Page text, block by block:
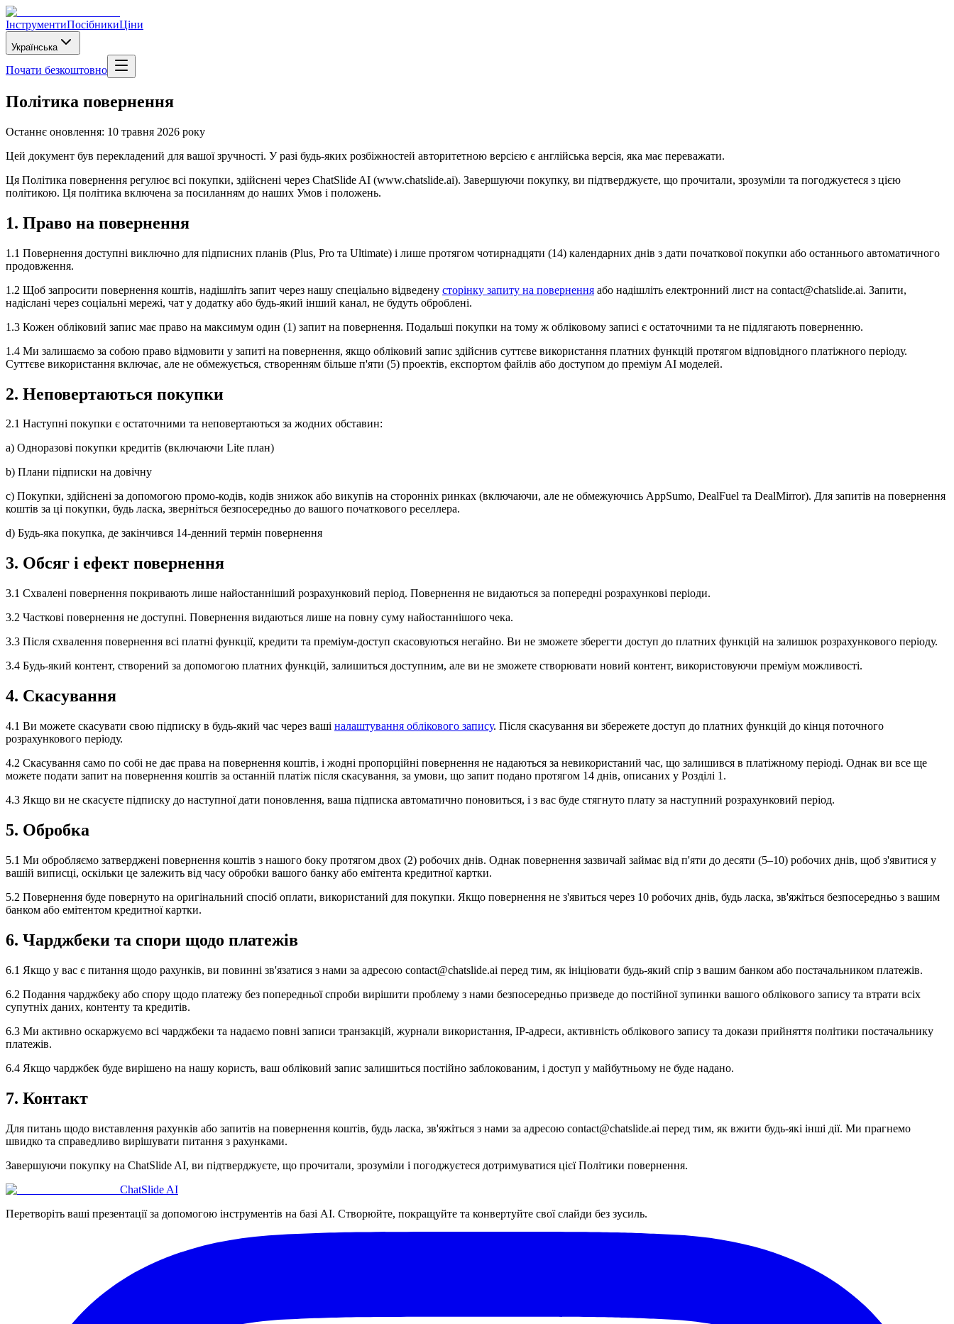
ІнструментиПосібникиЦіни
Українська
Почати безкоштовно
Політика повернення
Останнє оновлення: 10 травня 2026 року
Цей документ був перекладений для вашої зручності. У разі будь-яких розбіжностей авторитетною версією є англійська версія, яка має переважати.
Ця Політика повернення регулює всі покупки, здійснені через ChatSlide AI (www.chatslide.ai). Завершуючи покупку, ви підтверджуєте, що прочитали, зрозуміли та погоджуєтеся з цією
політикою. Ця політика включена за посиланням до наших Умов і положень.
1. Право на повернення
1.1 Повернення доступні виключно для підписних планів (Plus, Pro та Ultimate) і лише протягом чотирнадцяти (14) календарних днів з дати початкової покупки або останнього автоматичного
продовження.
1.2 Щоб запросити повернення коштів, надішліть запит через нашу спеціально відведену сторінку запиту на повернення або надішліть електронний лист на contact@chatslide.ai. Запити,
надіслані через соціальні мережі, чат у додатку або будь-який інший канал, не будуть оброблені.
1.3 Кожен обліковий запис має право на максимум один (1) запит на повернення. Подальші покупки на тому ж обліковому записі є остаточними та не підлягають поверненню.
1.4 Ми залишаємо за собою право відмовити у запиті на повернення, якщо обліковий запис здійснив суттєве використання платних функцій протягом відповідного платіжного періоду.
Суттєве використання включає, але не обмежується, створенням більше п'яти (5) проектів, експортом файлів або доступом до преміум AI моделей.
2. Неповертаються покупки
2.1 Наступні покупки є остаточними та неповертаються за жодних обставин:
a) Одноразові покупки кредитів (включаючи Lite план)
b) Плани підписки на довічну
c) Покупки, здійснені за допомогою промо-кодів, кодів знижок або викупів на сторонніх ринках (включаючи, але не обмежуючись AppSumo, DealFuel та DealMirror). Для запитів на повернення
коштів за ці покупки, будь ласка, зверніться безпосередньо до вашого початкового реселлера.
d) Будь-яка покупка, де закінчився 14-денний термін повернення
3. Обсяг і ефект повернення
3.1 Схвалені повернення покривають лише найостанніший розрахунковий період. Повернення не видаються за попередні розрахункові періоди.
3.2 Часткові повернення не доступні. Повернення видаються лише на повну суму найостаннішого чека.
3.3 Після схвалення повернення всі платні функції, кредити та преміум-доступ скасовуються негайно. Ви не зможете зберегти доступ до платних функцій на залишок розрахункового періоду.
3.4 Будь-який контент, створений за допомогою платних функцій, залишиться доступним, але ви не зможете створювати новий контент, використовуючи преміум можливості.
4. Скасування
4.1 Ви можете скасувати свою підписку в будь-який час через ваші налаштування облікового запису. Після скасування ви збережете доступ до платних функцій до кінця поточного
розрахункового періоду.
4.2 Скасування само по собі не дає права на повернення коштів, і жодні пропорційні повернення не надаються за невикористаний час, що залишився в платіжному періоді. Однак ви все ще
можете подати запит на повернення коштів за останній платіж після скасування, за умови, що запит подано протягом 14 днів, описаних у Розділі 1.
4.3 Якщо ви не скасуєте підписку до наступної дати поновлення, ваша підписка автоматично поновиться, і з вас буде стягнуто плату за наступний розрахунковий період.
5. Обробка
5.1 Ми обробляємо затверджені повернення коштів з нашого боку протягом двох (2) робочих днів. Однак повернення зазвичай займає від п'яти до десяти (5–10) робочих днів, щоб з'явитися у
вашій виписці, оскільки це залежить від часу обробки вашого банку або емітента кредитної картки.
5.2 Повернення буде повернуто на оригінальний спосіб оплати, використаний для покупки. Якщо повернення не з'явиться через 10 робочих днів, будь ласка, зв'яжіться безпосередньо з вашим
банком або емітентом кредитної картки.
6. Чарджбеки та спори щодо платежів
6.1 Якщо у вас є питання щодо рахунків, ви повинні зв'язатися з нами за адресою contact@chatslide.ai перед тим, як ініціювати будь-який спір з вашим банком або постачальником платежів.
6.2 Подання чарджбеку або спору щодо платежу без попередньої спроби вирішити проблему з нами безпосередньо призведе до постійної зупинки вашого облікового запису та втрати всіх
супутніх даних, контенту та кредитів.
6.3 Ми активно оскаржуємо всі чарджбеки та надаємо повні записи транзакцій, журнали використання, IP-адреси, активність облікового запису та докази прийняття політики постачальнику
платежів.
6.4 Якщо чарджбек буде вирішено на нашу користь, ваш обліковий запис залишиться постійно заблокованим, і доступ у майбутньому не буде надано.
7. Контакт
Для питань щодо виставлення рахунків або запитів на повернення коштів, будь ласка, зв'яжіться з нами за адресою contact@chatslide.ai перед тим, як вжити будь-які інші дії. Ми прагнемо
швидко та справедливо вирішувати питання з рахунками.
Завершуючи покупку на ChatSlide AI, ви підтверджуєте, що прочитали, зрозуміли і погоджуєтеся дотримуватися цієї Політики повернення.
ChatSlide AI
Перетворіть ваші презентації за допомогою інструментів на базі AI. Створюйте, покращуйте та конвертуйте свої слайди без зусиль.